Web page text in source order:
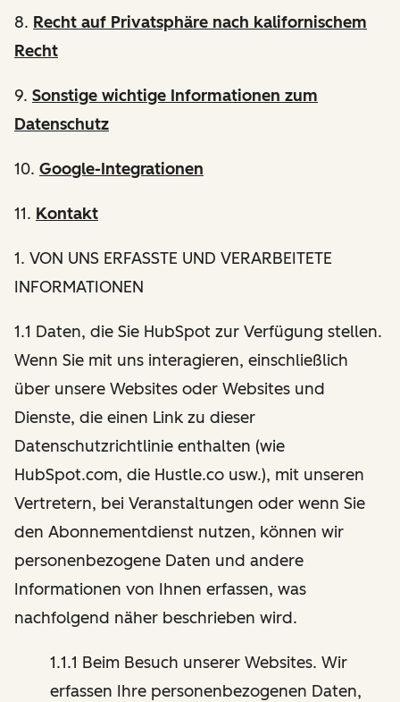
8. Recht auf Privatsphäre nach kalifornischem
Recht
9. Sonstige wichtige Informationen zum
Datenschutz
10. Google-Integrationen
11. Kontakt
1. VON UNS ERFASSTE UND VERARBEITETE
INFORMATIONEN
1.1 Daten, die Sie HubSpot zur Verfügung stellen.
Wenn Sie mit uns interagieren, einschließlich
über unsere Websites oder Websites und
Dienste, die einen Link zu dieser
Datenschutzrichtlinie enthalten (wie
HubSpot.com, die Hustle.co usw.), mit unseren
Vertretern, bei Veranstaltungen oder wenn Sie
den Abonnementdienst nutzen, können wir
personenbezogene Daten und andere
Informationen von Ihnen erfassen, was
nachfolgend näher beschrieben wird.
1.1.1 Beim Besuch unserer Websites. Wir
erfassen Ihre personenbezogenen Daten,